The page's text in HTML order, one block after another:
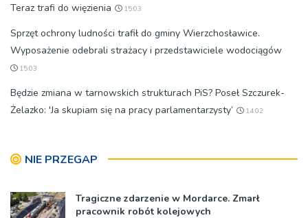
Teraz trafi do więzienia
15:03
Sprzęt ochrony ludności trafił do gminy Wierzchosławice.
Wyposażenie odebrali strażacy i przedstawiciele wodociągów
15:03
Będzie zmiana w tarnowskich strukturach PiS? Poseł Szczurek-
Żelazko: 'Ja skupiam się na pracy parlamentarzysty’
14:02
NIE PRZEGAP
Tragiczne zdarzenie w Mordarce. Zmarł
pracownik robót kolejowych